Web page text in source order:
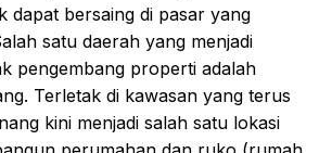
dapat bersaing di pasar yang
satu daerah yang menjadi
pengembang properti adalah
Terletak di kawasan yang terus
kini menjadi salah satu lokasi